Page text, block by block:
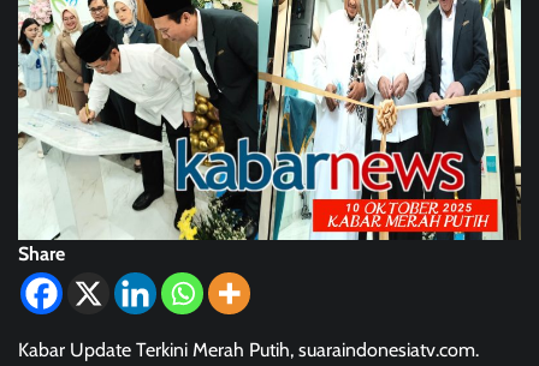
Share
Kabar Update Terkini Merah Putih, suaraindonesiatv.com.